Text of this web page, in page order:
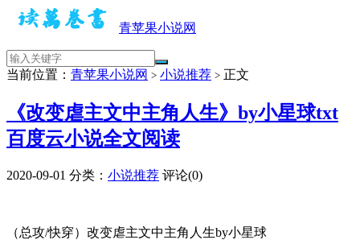
青苹果小说网
当前位置： 青苹果小说网 > 小说推荐 > 正文
《改变虐主文中主角人生》by小星球txt
百度云小说全文阅读
2020-09-01 分类： 小说推荐 评论(0)
（总攻/快穿）改变虐主文中主角人生by小星球